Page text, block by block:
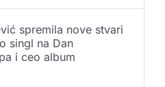
spremila nove stvari
singl na Dan
i ceo album